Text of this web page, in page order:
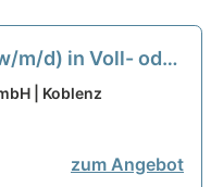
m/d) in Voll- oder
| Koblenz
zum Angebot